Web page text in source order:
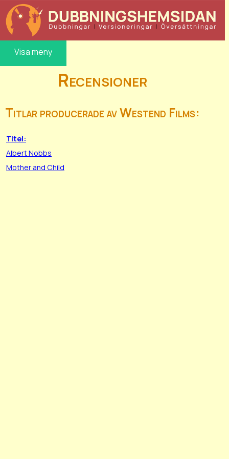
Visa meny
Recensioner
Titlar producerade av Westend Films:
Titel:
Albert Nobbs
Mother and Child